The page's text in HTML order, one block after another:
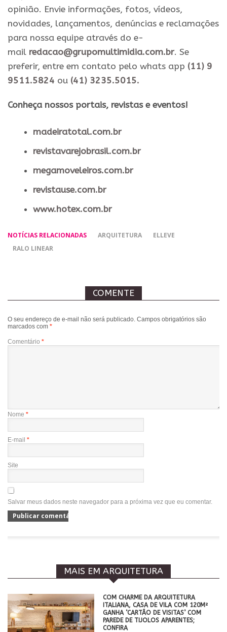
opinião. Envie informações, fotos, vídeos,
novidades, lançamentos, denúncias e reclamações
para nossa equipe através do e-
mail redacao@grupomultimidia.com.br. Se
preferir, entre em contato pelo whats app (11) 9
9511.5824 ou (41) 3235.5015.
​Conheça nossos ​portais, revistas e eventos​!
madeiratotal.com.br
revistavarejobrasil.com.br
megamoveleiros.com.br
revistause.com.br
www.hotex.com.br
NOTÍCIAS RELACIONADAS ARQUITETURA
ELLEVE
RALO LINEAR
COMENTE
O seu endereço de e-mail não será publicado. Campos obrigatórios são
marcados com *
Comentário *
Nome *
E-mail *
Site
Salvar meus dados neste navegador para a próxima vez que eu comentar.
MAIS EM ARQUITETURA
COM CHARME DA ARQUITETURA
ITALIANA, CASA DE VILA COM 120M²
GANHA ‘CARTÃO DE VISITAS’ COM
PAREDE DE TIJOLOS APARENTES;
CONFIRA